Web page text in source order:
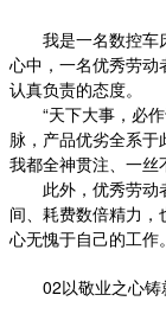
我是一名数控车
心中，一名优秀劳
认真负责的态度。
“天下大事，必
脉，产品优劣全系于
我都全神贯注、一丝
此外，优秀劳
间、耗费数倍精力
心无愧于自己的工作。
02以敬业之心